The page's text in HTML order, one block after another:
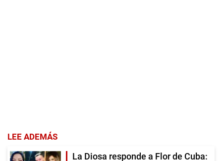
LEE ADEMÁS
La Diosa responde a Flor de Cuba: